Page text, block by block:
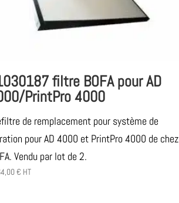
filtre BOFA pour AD
PrintPro 4000
de remplacement pour système de
pour AD 4000 et PrintPro 4000 de chez
Vendu par lot de 2.
€ HT